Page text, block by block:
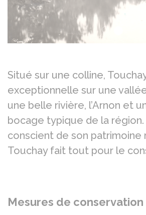
Situé sur une colline,
exceptionnelle sur une
une belle rivière, l’Arnon et
bocage typique de la
conscient de son patrimoine
Touchay fait tout pour le
Mesures de conservation